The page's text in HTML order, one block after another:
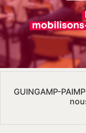
GUINGAMP-